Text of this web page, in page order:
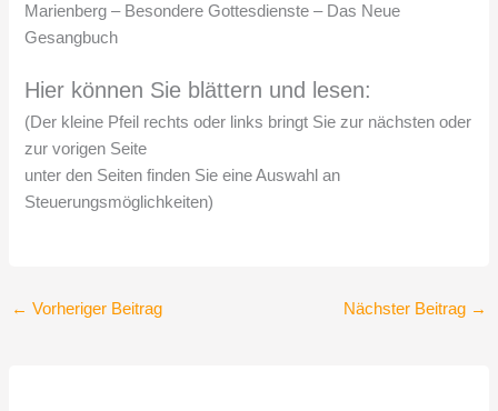
Marienberg – Besondere Gottesdienste – Das Neue
Gesangbuch
Hier können Sie blättern und lesen:
(Der kleine Pfeil rechts oder links bringt Sie zur nächsten oder
zur vorigen Seite
unter den Seiten finden Sie eine Auswahl an
Steuerungsmöglichkeiten)
← Vorheriger Beitrag Nächster Beitrag →